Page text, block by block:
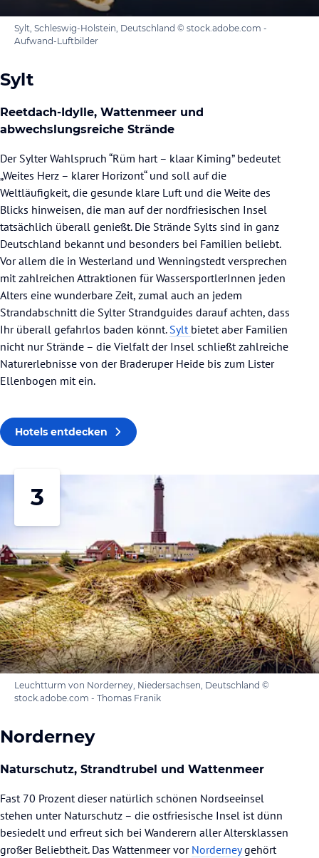
Sylt, Schleswig-Holstein, Deutschland © stock.adobe.com -
Aufwand-Luftbilder
Sylt
Reetdach-Idylle, Wattenmeer und
abwechslungsreiche Strände
Der Sylter Wahlspruch “Rüm hart – klaar Kiming” bedeutet
„Weites Herz – klarer Horizont“ und soll auf die
Weltläufigkeit, die gesunde klare Luft und die Weite des
Blicks hinweisen, die man auf der nordfriesischen Insel
tatsächlich überall genießt. Die Strände Sylts sind in ganz
Deutschland bekannt und besonders bei Familien beliebt.
Vor allem die in Westerland und Wenningstedt versprechen
mit zahlreichen Attraktionen für WassersportlerInnen jeden
Alters eine wunderbare Zeit, zumal auch an jedem
Strandabschnitt die Sylter Strandguides darauf achten, dass
Ihr überall gefahrlos baden könnt. Sylt bietet aber Familien
nicht nur Strände – die Vielfalt der Insel schließt zahlreiche
Naturerlebnisse von der Braderuper Heide bis zum Lister
Ellenbogen mit ein.
Hotels entdecken
3
Leuchtturm von Norderney, Niedersachsen, Deutschland ©
stock.adobe.com - Thomas Franik
Norderney
Naturschutz, Strandtrubel und Wattenmeer
Fast 70 Prozent dieser natürlich schönen Nordseeinsel
stehen unter Naturschutz – die ostfriesische Insel ist dünn
besiedelt und erfreut sich bei Wanderern aller Altersklassen
großer Beliebtheit. Das Wattenmeer vor Norderneygehört